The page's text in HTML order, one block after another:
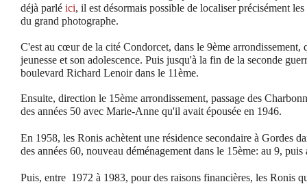
déjà parlé ici, il est désormais possible de localiser précisément
du grand photographe.
C'est au cœur de la cité Condorcet, dans le 9ème arrondissement,
jeunesse et son adolescence. Puis jusqu'à la fin de la seconde
boulevard Richard Lenoir dans le 11ème.
Ensuite, direction le 15ème arrondissement, passage des
des années 50 avec Marie-Anne qu'il avait épousée en 1946.
En 1958, les Ronis achètent une résidence secondaire à Gordes
des années 60, nouveau déménagement dans le 15ème: au 9,
Puis, entre 1972 à 1983, pour des raisons financières, les Ronis